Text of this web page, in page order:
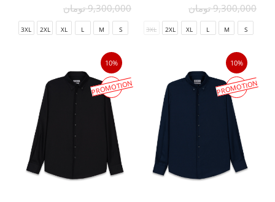
9,300,000 تومان
S
M
L
XL
2XL
3XL
9,300,000 تومان
S
M
L
XL
2XL
3XL
10%
PROMOTION
10%
PROMOTION